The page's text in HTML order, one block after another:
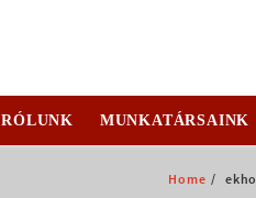
RÓLUNK MUNKATÁRSAINK
Home ekho